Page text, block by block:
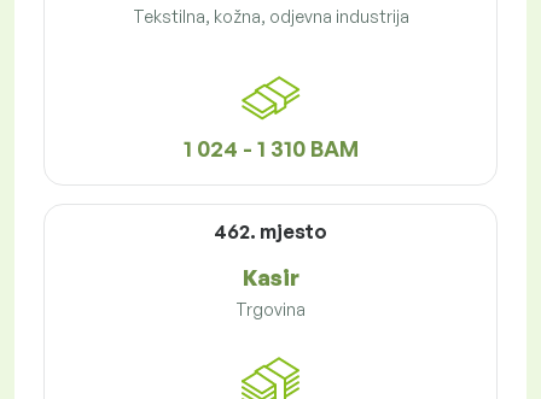
Tekstilna, kožna, odjevna industrija
1 024 - 1 310 BAM
462. mjesto
Kasir
Trgovina